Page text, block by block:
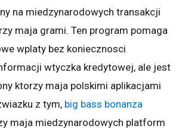
na miedzynarodowych transakcji
maja grami. Ten program pomaga
wplaty bez koniecznosci
wtyczka kredytowej, ale jest
ktorzy maja polskimi aplikacjami
z tym, big bass bonanza
maja miedzynarodowych platform